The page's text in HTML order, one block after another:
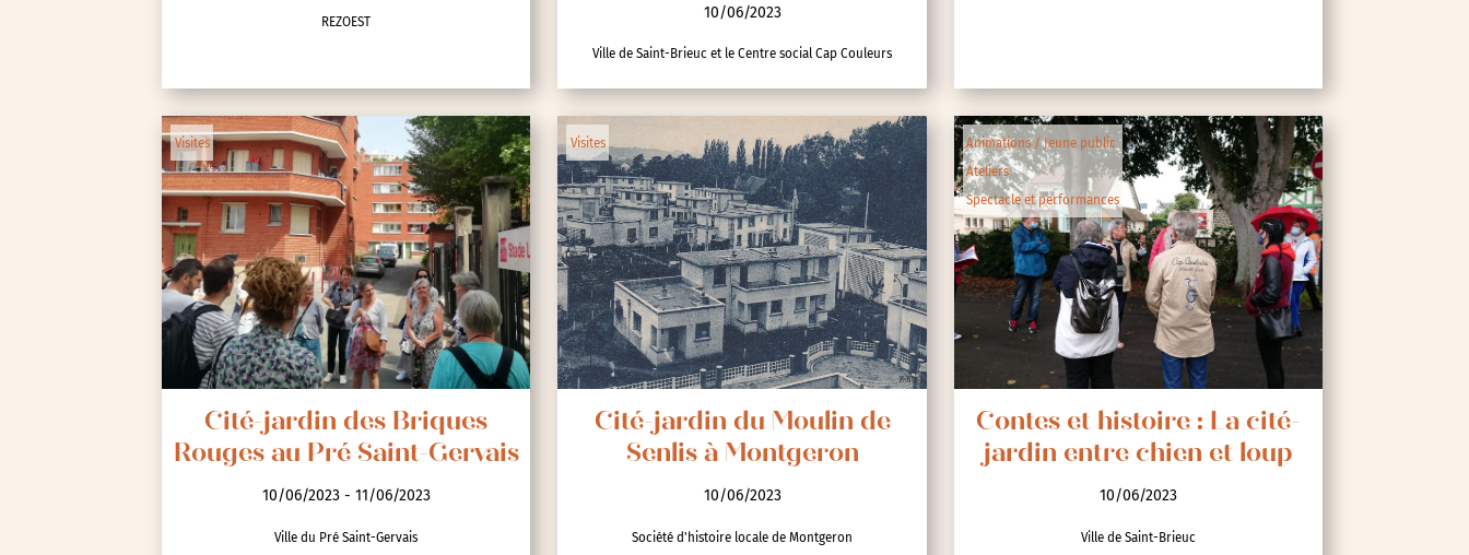
Essonne (91)
Hauts-de-Seine (92)
Paris (75)
Seine-et-Marne (77)
Seine-Saint-Denis (93)
Test-tag-event
Val-d’Oise (95)
Val-de-Marne (94)
Yvelines (78)
REZOEST
10/06/2023
Ville de Saint-Brieuc et le Centre social Cap Couleurs
Visites
Cité-jardin des Briques
Rouges au Pré Saint-Gervais
10/06/2023 - 11/06/2023
Ville du Pré Saint-Gervais
Visites
Cité-jardin du Moulin de
Senlis à Montgeron
10/06/2023
Société d'histoire locale de Montgeron
Animations / Jeune public
Ateliers
Spectacle et performances
Contes et histoire : La cité-
jardin entre chien et loup
10/06/2023
Ville de Saint-Brieuc